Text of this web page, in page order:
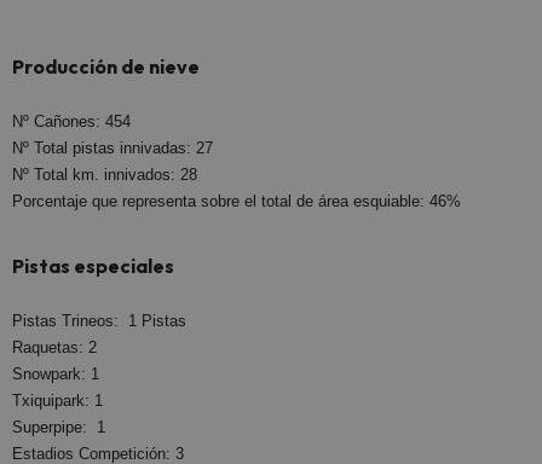
Producción de nieve
Nº Cañones: 454
Nº Total pistas innivadas: 27
Nº Total km. innivados: 28
Porcentaje que representa sobre el total de área esquiable: 46%
Pistas especiales
Pistas Trineos: 1 Pistas
Raquetas: 2
Snowpark: 1
Txiquipark: 1
Superpipe: 1
Estadios Competición: 3